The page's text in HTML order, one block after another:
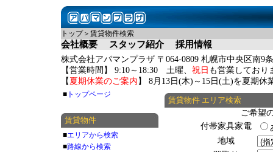
トップ＞賃貸物件検索
会社概要 スタッフ紹介 採用情報
株式会社アパマンプラザ 〒064-0809 札幌市中央区南9
【営業時間】 9:10～18:30 土曜、 祝日 も営業しており
【 夏期休業のご案内 】 8月13日(木)～15日(土)を夏期休
賃貸物件 エリア検索
ご希望
付帯家具家電
地域
■ トップページ
賃貸物件
■エリアから検索
■路線から検索